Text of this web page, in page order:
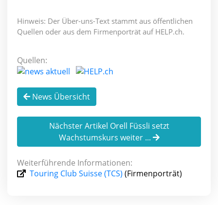
Hinweis: Der Über-uns-Text stammt aus öffentlichen
Quellen oder aus dem Firmenporträt auf HELP.ch.
Quellen:
News Übersicht
Nächster Artikel Orell Füssli setzt
Wachstumskurs weiter ...
Weiterführende Informationen:
Touring Club Suisse (TCS) (Firmenporträt)